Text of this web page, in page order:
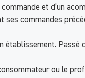
et d’un
commandes
ou le